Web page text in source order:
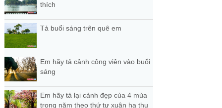
thích
Tả buổi sáng trên quê em
Em hãy tả cảnh công viên vào buổi
sáng
Em hãy tả lại cảnh đẹp của 4 mùa
trong năm theo thứ tự xuân hạ thu